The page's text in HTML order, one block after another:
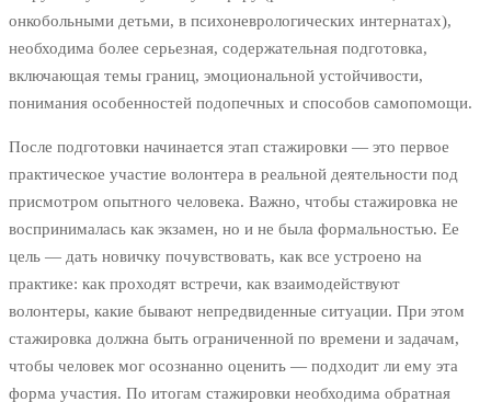
онкобольными детьми, в психоневрологических интернатах),
необходима более серьезная, содержательная подготовка,
включающая темы границ, эмоциональной устойчивости,
понимания особенностей подопечных и способов самопомощи.
После подготовки начинается этап стажировки — это первое
практическое участие волонтера в реальной деятельности под
присмотром опытного человека. Важно, чтобы стажировка не
воспринималась как экзамен, но и не была формальностью. Ее
цель — дать новичку почувствовать, как все устроено на
практике: как проходят встречи, как взаимодействуют
волонтеры, какие бывают непредвиденные ситуации. При этом
стажировка должна быть ограниченной по времени и задачам,
чтобы человек мог осознанно оценить — подходит ли ему эта
форма участия. По итогам стажировки необходима обратная